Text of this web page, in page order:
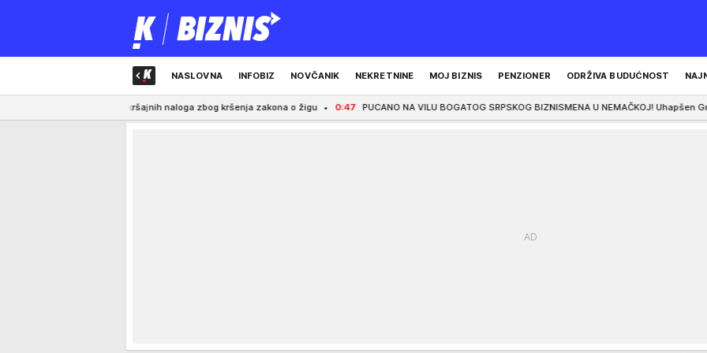
NASLOVNA INFOBIZ NOVČANIK NEKRETNINE MOJ BIZNIS PENZIONER ODRŽIVA BUDUĆNOST
Izdato 10 prekršajnih naloga zbog kršenja zakona o žigu 0:47 PUCANO NA VILU BOGATOG SRPSKOG BIZNISMENA U NEMAČKOJ! Uhapšen Grk (22) -